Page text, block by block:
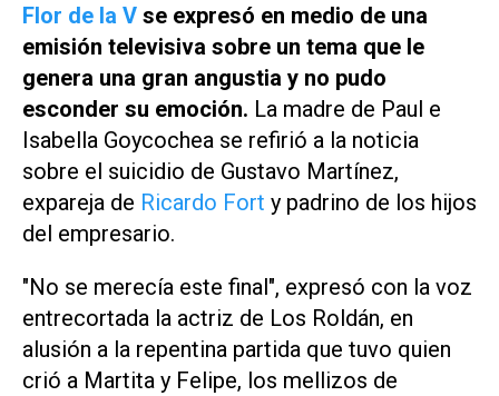
Flor de la V se expresó en medio de una
emisión televisiva sobre un tema que le
genera una gran angustia y no pudo
esconder su emoción. La madre de Paul e
Isabella Goycochea se refirió a la noticia
sobre el suicidio de Gustavo Martínez,
expareja de Ricardo Fort y padrino de los hijos
del empresario.
"No se merecía este final", expresó con la voz
entrecortada la actriz de Los Roldán, en
alusión a la repentina partida que tuvo quien
crió a Martita y Felipe, los mellizos de